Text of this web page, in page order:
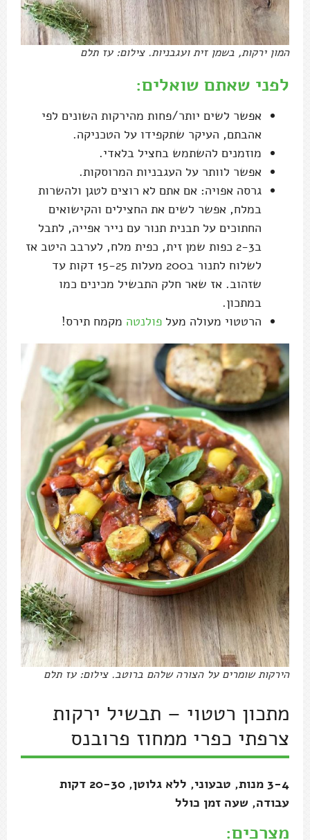
המון ירקות, בשמן זית ועגבניות. צילום: עז תלם
לפני שאתם שואלים:
אפשר לשים יותר/פחות מהירקות השונים לפי
אהבתם, העיקר שתקפידו על הטכניקה.
מוזמנים להשתמש בחציל בלאדי.
אפשר לוותר על העגבניות המרוסקות.
גרסה אפויה: אם אתם לא רוצים לטגן ולהשרות
במלח, אפשר לשים את החצילים והקישואים
החתוכים על תבנית תנור עם נייר אפייה, לתבל
ב2-3 כפות שמן זית, כפית מלח, לערבב היטב אז
לשלוח לתנור ב200 מעלות 15-25 דקות עד
שזהוב. אז שאר חלק התבשיל מכינים כמו
במתכון.
הרטטוי מעולה מעל פולנטה מקמח תירס!
הירקות שומרים על הצורה שלהם ברוטב. צילום: עז תלם
מתכון רטטוי – תבשיל ירקות
צרפתי כפרי ממחוז פרובנס
3-4 מנות, טבעוני, ללא גלוטן, 20-30 דקות
עבודה, שעה זמן כולל
מצרכים: